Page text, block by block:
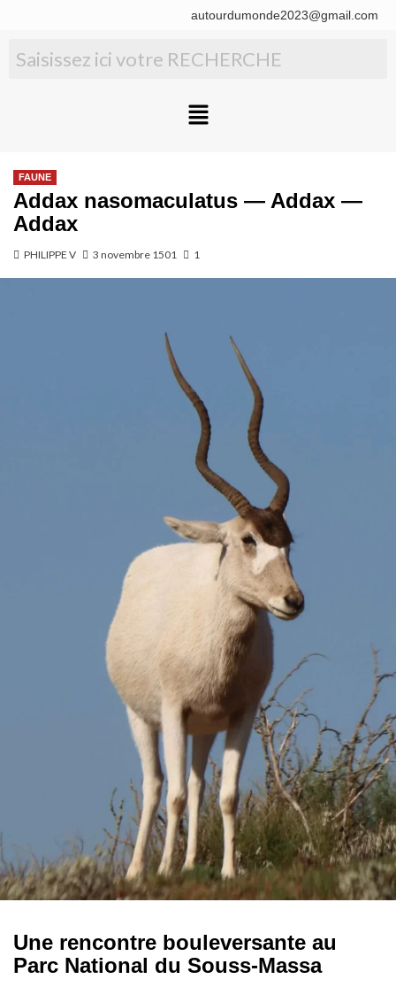
autourdumonde2023@gmail.com
FAUNE
Addax nasomaculatus — Addax —
Addax
PHILIPPE V 3 novembre 1501 1
Une rencontre bouleversante au
Parc National du Souss-Massa